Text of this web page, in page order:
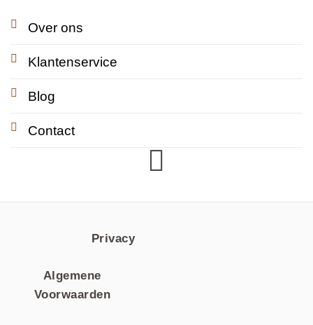
Over ons
Klantenservice
Blog
Contact
Privacy
Algemene
Voorwaarden